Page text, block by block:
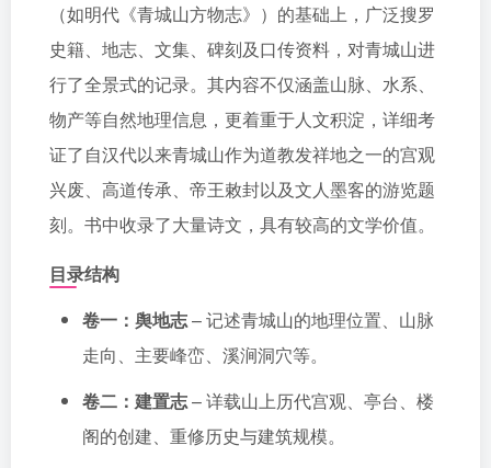
（如明代《青城山方物志》）的基础上，广泛搜罗
史籍、地志、文集、碑刻及口传资料，对青城山进
行了全景式的记录。其内容不仅涵盖山脉、水系、
物产等自然地理信息，更着重于人文积淀，详细考
证了自汉代以来青城山作为道教发祥地之一的宫观
兴废、高道传承、帝王敕封以及文人墨客的游览题
刻。书中收录了大量诗文，具有较高的文学价值。
目录结构
卷一：舆地志– 记述青城山的地理位置、山脉
走向、主要峰峦、溪涧洞穴等。
卷二：建置志– 详载山上历代宫观、亭台、楼
阁的创建、重修历史与建筑规模。